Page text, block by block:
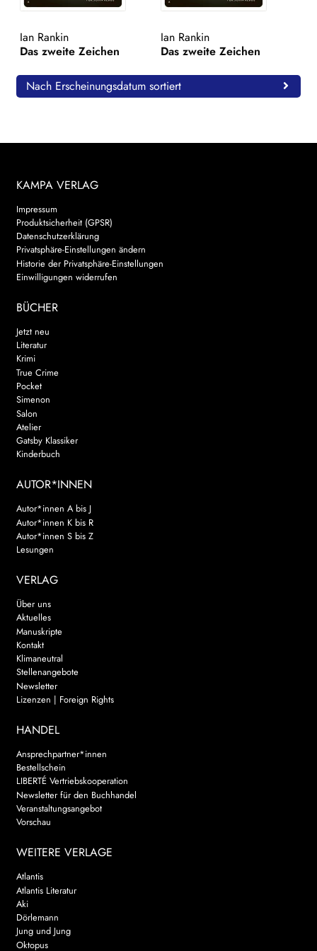
Search:
Ian Rankin
Das zweite Zeichen
Ian Rankin
Das zweite Zeichen
Nach Erscheinungsdatum sortiert
KAMPA VERLAG
Impressum
Produktsicherheit (GPSR)
Datenschutzerklärung
Privatsphäre-Einstellungen ändern
Historie der Privatsphäre-Einstellungen
Einwilligungen widerrufen
BÜCHER
Jetzt neu
Literatur
Krimi
True Crime
Pocket
Simenon
Salon
Atelier
Gatsby Klassiker
Kinderbuch
AUTOR*INNEN
Autor*innen A bis J
Autor*innen K bis R
Autor*innen S bis Z
Lesungen
VERLAG
Über uns
Aktuelles
Manuskripte
Kontakt
Klimaneutral
Stellenangebote
Newsletter
Lizenzen | Foreign Rights
HANDEL
Ansprechpartner*innen
Bestellschein
LIBERTÉ Vertriebskooperation
Newsletter für den Buchhandel
Veranstaltungsangebot
Vorschau
WEITERE VERLAGE
Atlantis
Atlantis Literatur
Aki
Dörlemann
Jung und Jung
Oktopus